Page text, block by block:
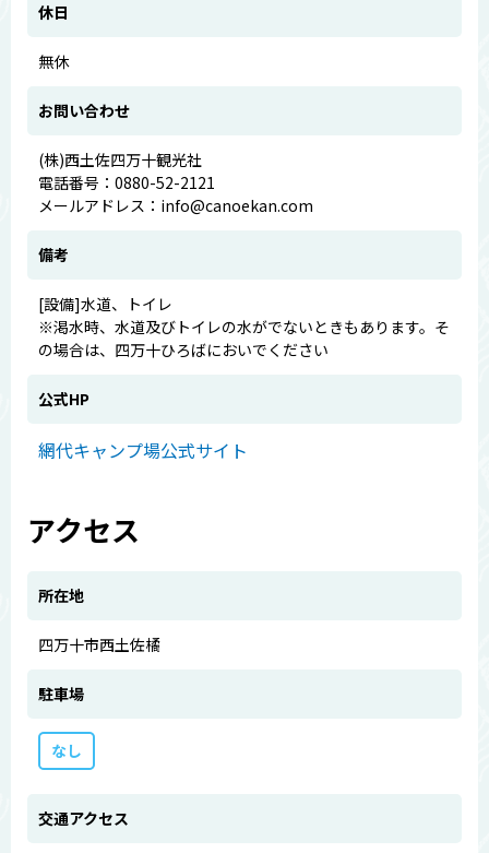
休日
無休
お問い合わせ
(株)西土佐四万十観光社
電話番号：0880-52-2121
メールアドレス：info@canoekan.com
備考
[設備]水道、トイレ
※渇水時、水道及びトイレの水がでないときもあります。そ
の場合は、四万十ひろばにおいでください
公式HP
網代キャンプ場公式サイト
アクセス
所在地
四万十市西土佐橘
駐車場
なし
交通アクセス